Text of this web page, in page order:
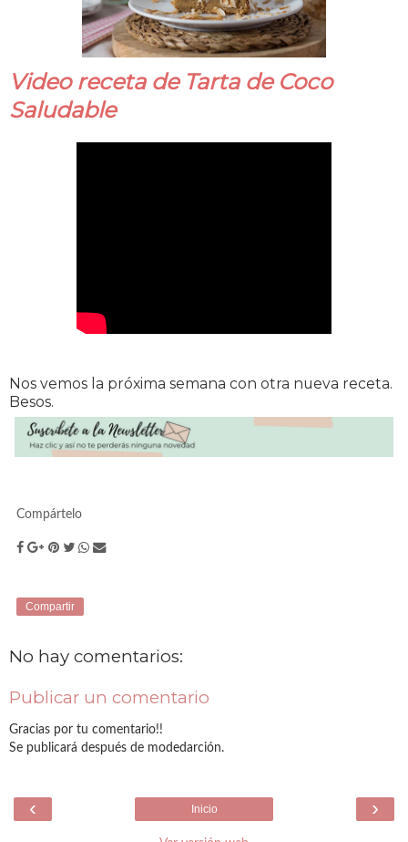
Video receta de Tarta de Coco
Saludable
Nos vemos la próxima semana con otra nueva receta.
Besos.
Compártelo
Compartir
No hay comentarios:
Publicar un comentario
Gracias por tu comentario!!
Se publicará después de modedarción.
‹ ›
Inicio